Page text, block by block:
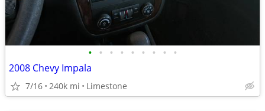
• • • • • • • • •
2008 Chevy Impala
7/16 240k mi Limestone